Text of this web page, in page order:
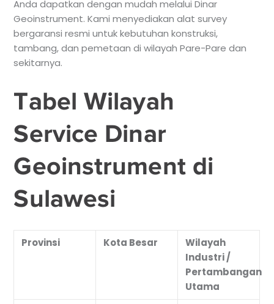
Anda dapatkan dengan mudah melalui Dinar
Geoinstrument. Kami menyediakan alat survey
bergaransi resmi untuk kebutuhan konstruksi,
tambang, dan pemetaan di wilayah Pare-Pare dan
sekitarnya.
Tabel Wilayah
Service Dinar
Geoinstrument di
Sulawesi
Provinsi Kota Besar
Wilayah
Industri /
Pertambangan
Utama